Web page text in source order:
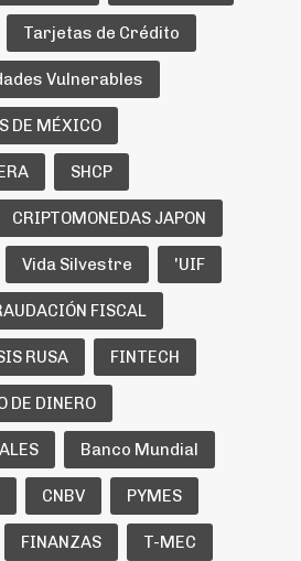
Tarjetas de Crédito
Vulnerables
DE MÉXICO
SHCP
CRIPTOMONEDAS JAPON
Vida Silvestre 'UIF
FISCAL
RUSA FINTECH
DE DINERO
Banco Mundial
CNBV PYMES
FINANZAS T-MEC